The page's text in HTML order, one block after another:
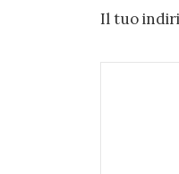
Il tuo